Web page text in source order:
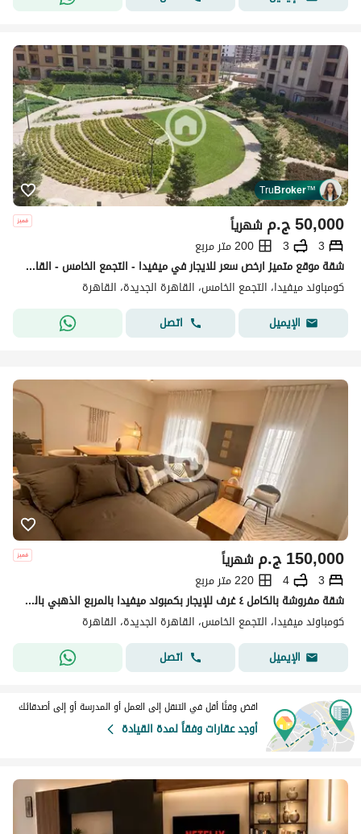
TruBroker™
ج.م50,000 شهرياً
3
3
200 متر مربع
شقة موقع متميز ارخص سعر للايجار في ميفيدا - التجمع الخامس - القاهرة الجديدة
كومباوند ميفيدا، التجمع الخامس، القاهرة الجديدة، القاهرة
الإيميل
اتصل
ج.م150,000 شهرياً
3
4
220 متر مربع
شقة مفروشة بالكامل ٤ غرف للإيجار بكمبوند ميفيدا بالمربع الذهبي بالقاهرة الجديدة
كومباوند ميفيدا، التجمع الخامس، القاهرة الجديدة، القاهرة
الإيميل
اتصل
اقض وقتًا أقل في التنقل إلى العمل أو المدرسة أو إلى أصدقائك
أوجد عقارات وفقاً لمدة القيادة